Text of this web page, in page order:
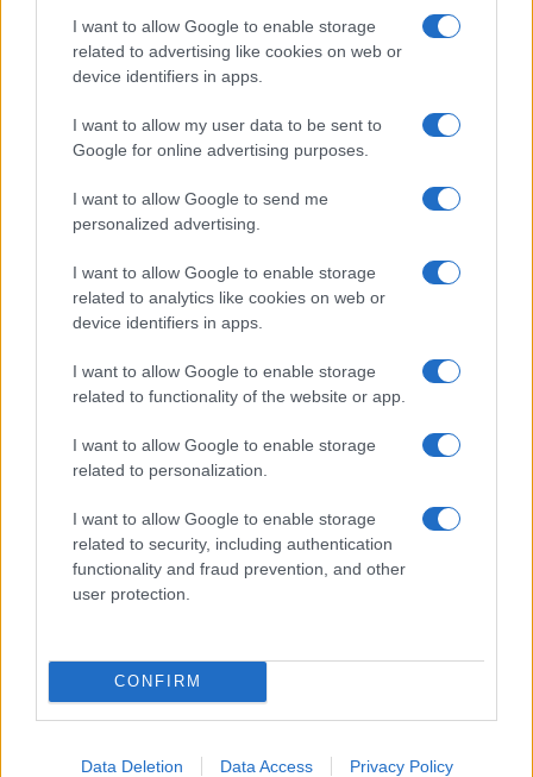
I want to allow Google to enable storage
related to advertising like cookies on web or
device identifiers in apps.
I want to allow my user data to be sent to
Google for online advertising purposes.
I want to allow Google to send me
personalized advertising.
I want to allow Google to enable storage
related to analytics like cookies on web or
device identifiers in apps.
I want to allow Google to enable storage
related to functionality of the website or app.
I want to allow Google to enable storage
related to personalization.
I want to allow Google to enable storage
related to security, including authentication
functionality and fraud prevention, and other
user protection.
CONFIRM
Data Deletion Data Access Privacy Policy
2025. november 27.
Kínai autók százai kémkedhettek
Izrael után – drasztikus lépést
hozott az IDF
2025. november 2.